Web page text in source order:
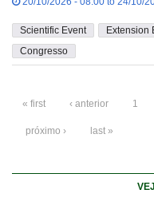
Scientific Event
Extension
Congresso
« first ‹ anterior 1
próximo › last »